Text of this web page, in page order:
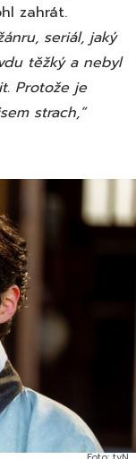
zahrát.
seriál, jaký
těžký a nebyl
Protože je
strach,“